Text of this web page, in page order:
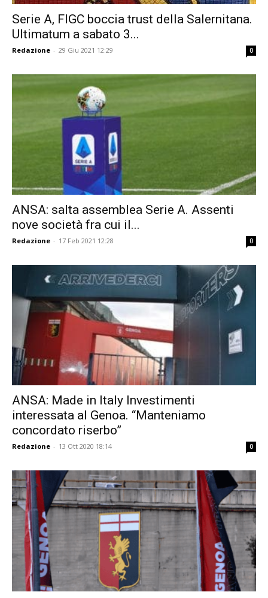
Serie A, FIGC boccia trust della Salernitana.
Ultimatum a sabato 3...
Redazione - 29 Giu 2021 12:29 0
ANSA: salta assemblea Serie A. Assenti
nove società fra cui il...
Redazione - 17 Feb 2021 12:28 0
ANSA: Made in Italy Investimenti
interessata al Genoa. “Manteniamo
concordato riserbo”
Redazione - 13 Ott 2020 18:14 0